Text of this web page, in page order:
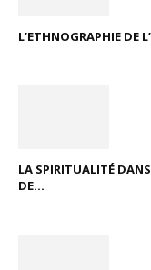
L’ETHNOGRAPHIE DE
LA SPIRITUALITÉ
DE...